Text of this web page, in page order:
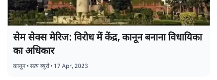
सेम सेक्स मेरिज: विरोध में केंद्र, कानून बनाना विधायिका
का अधिकार
क़ानून•सत्य ब्यूरो• 17 Apr, 2023